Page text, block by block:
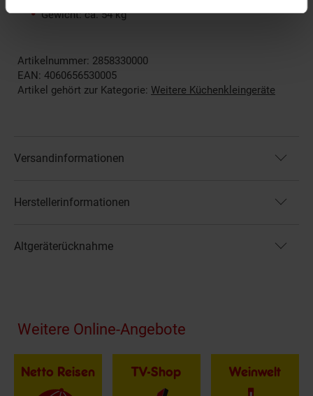
Gewicht: ca. 54 kg
Artikelnummer: 2858330000
EAN: 4060656530005
Artikel gehört zur Kategorie: Weitere Küchenkleingeräte
Versandinformationen
Herstellerinformationen
Altgeräterücknahme
Fußzeile
Weitere Online-Angebote
Netto Reisen TV-Shop Weinwelt